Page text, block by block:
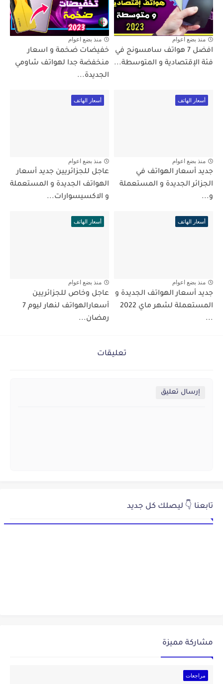
منذ بضع اعوام
افضل 7 هواتف سامسونج في
فئة الإقتصادية و المتوسطة...
منذ بضع اعوام
خفيضات ضخمة و اسعار
منخفضة جدا لهواتف شاومي
الجديدة...
أسعار الهاتف
منذ بضع اعوام
جديد أسعار الهواتف في
الجزائر الجديدة و المستعملة
و...
أسعار الهاتف
منذ بضع اعوام
عاجل للجزائريين جديد أسعار
الهواتف الجديدة و المستعملة
و الاكسيسوارات...
أسعار الهاتف
منذ بضع اعوام
جديد أسعار الهواتف الجديدة و
المستعملة لشهر ماي 2022
...
أسعار الهاتف
منذ بضع اعوام
عاجل وخاص للجزائريين
أسعارالهواتف لنهار ليوم 7
رمضان...
تعليقات
إرسال تعليق
تابعنا 👇 ليصلك كل جديد
مشاركة مميزة
مراجعات